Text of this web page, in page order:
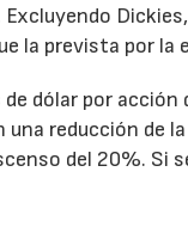
la prevista por la
dólar por
reducción de
del 20%. Si